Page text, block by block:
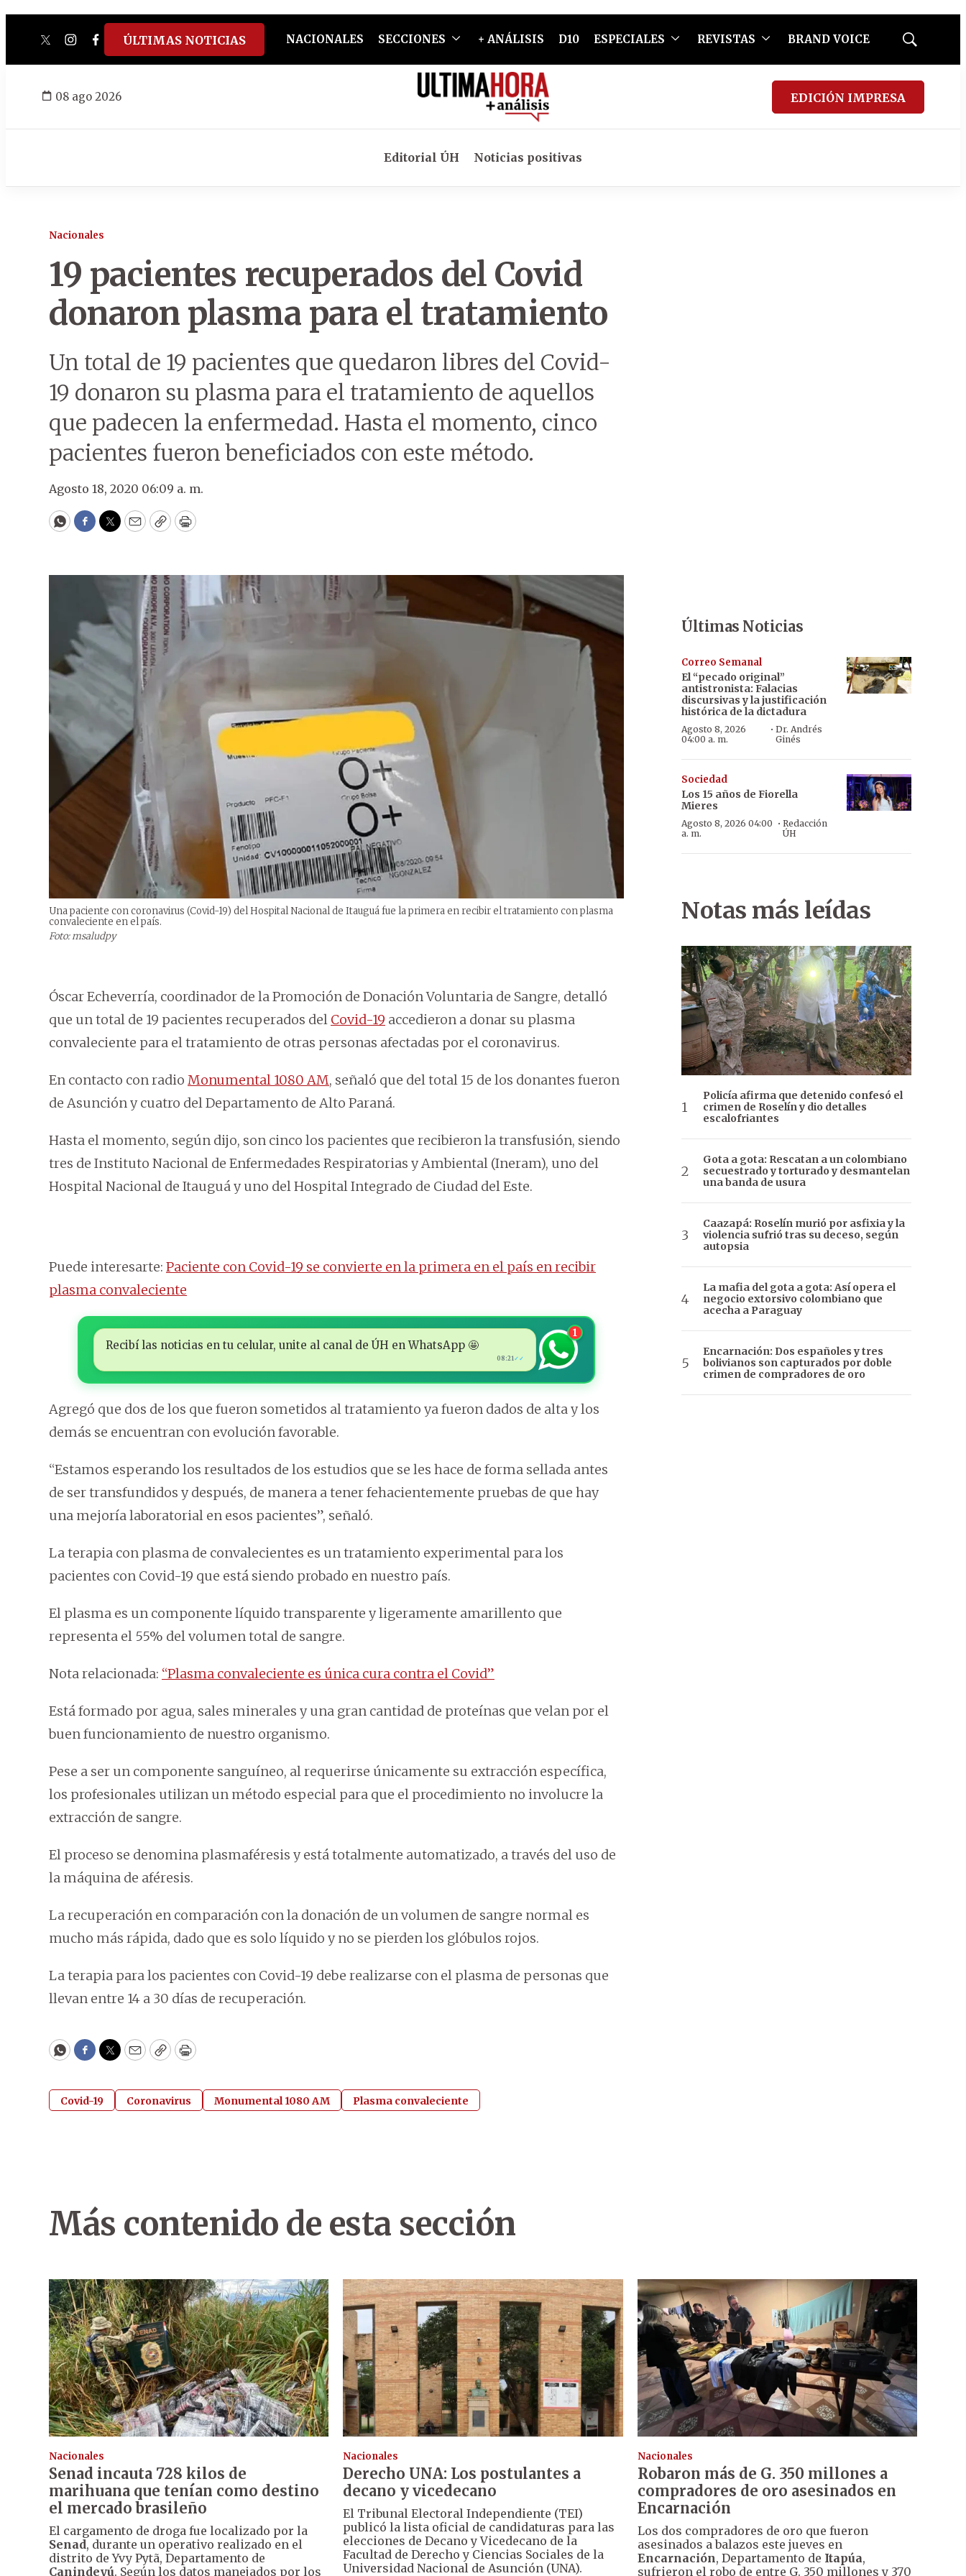
twitterinstagram
facebook
tiktokyoutube
spotify
ÚLTIMAS NOTICIAS NACIONALES SECCIONES + ANÁLISIS D10 ESPECIALES REVISTAS BRAND VOICE
Mostrar
08 ago 2026 EDICIÓN IMPRESA
Editorial ÚH Noticias positivas
Nacionales
19 pacientes recuperados del Covid
donaron plasma para el tratamiento
Un total de 19 pacientes que quedaron libres del Covid-
19 donaron su plasma para el tratamiento de aquellos
que padecen la enfermedad. Hasta el momento, cinco
pacientes fueron beneficiados con este método.
Agosto 18, 2020 06:09 a. m.
WhatsApp
Facebook
Twitter
EmailCopyPrint
Una paciente con coronavirus (Covid-19) del Hospital Nacional de Itauguá fue la primera en recibir el tratamiento con plasma
convaleciente en el país.
Foto: msaludpy
Óscar Echeverría, coordinador de la Promoción de Donación Voluntaria de Sangre, detalló
que un total de 19 pacientes recuperados del Covid-19 accedieron a donar su plasma
convaleciente para el tratamiento de otras personas afectadas por el coronavirus.
En contacto con radio Monumental 1080 AM, señaló que del total 15 de los donantes fueron
de Asunción y cuatro del Departamento de Alto Paraná.
Hasta el momento, según dijo, son cinco los pacientes que recibieron la transfusión, siendo
tres de Instituto Nacional de Enfermedades Respiratorias y Ambiental (Ineram), uno del
Hospital Nacional de Itauguá y uno del Hospital Integrado de Ciudad del Este.
Puede interesarte: Paciente con Covid-19 se convierte en la primera en el país en recibir
plasma convaleciente
Recibí las noticias en tu celular, unite al canal de ÚH en WhatsApp 🤩
08:21✓✓
1
Agregó que dos de los que fueron sometidos al tratamiento ya fueron dados de alta y los
demás se encuentran con evolución favorable.
“Estamos esperando los resultados de los estudios que se les hace de forma sellada antes
de ser transfundidos y después, de manera a tener fehacientemente pruebas de que hay
una mejoría laboratorial en esos pacientes”, señaló.
La terapia con plasma de convalecientes es un tratamiento experimental para los
pacientes con Covid-19 que está siendo probado en nuestro país.
El plasma es un componente líquido transparente y ligeramente amarillento que
representa el 55% del volumen total de sangre.
Nota relacionada: “Plasma convaleciente es única cura contra el Covid”
Está formado por agua, sales minerales y una gran cantidad de proteínas que velan por el
buen funcionamiento de nuestro organismo.
Pese a ser un componente sanguíneo, al requerirse únicamente su extracción específica,
los profesionales utilizan un método especial para que el procedimiento no involucre la
extracción de sangre.
El proceso se denomina plasmaféresis y está totalmente automatizado, a través del uso de
la máquina de aféresis.
La recuperación en comparación con la donación de un volumen de sangre normal es
mucho más rápida, dado que es solo líquido y no se pierden los glóbulos rojos.
La terapia para los pacientes con Covid-19 debe realizarse con el plasma de personas que
llevan entre 14 a 30 días de recuperación.
WhatsApp
Facebook
Twitter
EmailCopyPrint
Covid-19 Coronavirus Monumental 1080 AM Plasma convaleciente
Últimas Noticias
Correo Semanal
El “pecado original”
antistronista: Falacias
discursivas y la justificación
histórica de la dictadura
Agosto 8, 2026
04:00 a. m.
·Dr. Andrés
Ginés
Sociedad
Los 15 años de Fiorella
Mieres
Agosto 8, 2026 04:00
a. m.
· Redacción
ÚH
Notas más leídas
Policía afirma que detenido confesó el
crimen de Roselín y dio detalles
escalofriantes
Gota a gota: Rescatan a un colombiano
secuestrado y torturado y desmantelan
una banda de usura
Caazapá: Roselín murió por asfixia y la
violencia sufrió tras su deceso, según
autopsia
La mafia del gota a gota: Así opera el
negocio extorsivo colombiano que
acecha a Paraguay
Encarnación: Dos españoles y tres
bolivianos son capturados por doble
crimen de compradores de oro
Más contenido de esta sección
Nacionales
Senad incauta 728 kilos de
marihuana que tenían como destino
el mercado brasileño
El cargamento de droga fue localizado por la
Senad, durante un operativo realizado en el
distrito de Yvy Pytã, Departamento de
Canindeyú. Según los datos manejados por los
Nacionales
Derecho UNA: Los postulantes a
decano y vicedecano
El Tribunal Electoral Independiente (TEI)
publicó la lista oficial de candidaturas para las
elecciones de Decano y Vicedecano de la
Facultad de Derecho y Ciencias Sociales de la
Universidad Nacional de Asunción (UNA).
Nacionales
Robaron más de G. 350 millones a
compradores de oro asesinados en
Encarnación
Los dos compradores de oro que fueron
asesinados a balazos este jueves en
Encarnación, Departamento de Itapúa,
sufrieron el robo de entre G. 350 millones y 370